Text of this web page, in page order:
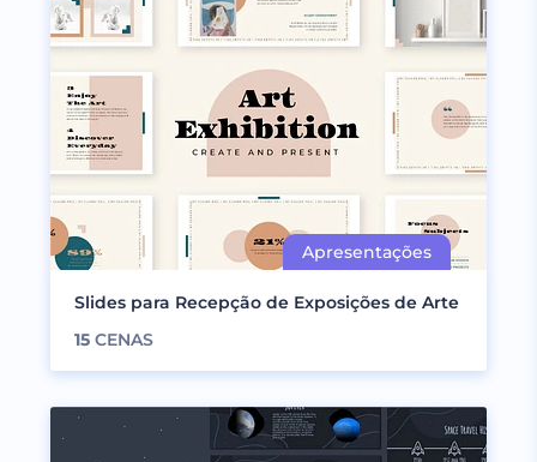
Slides para Recepção de Exposições de Arte
15 CENAS